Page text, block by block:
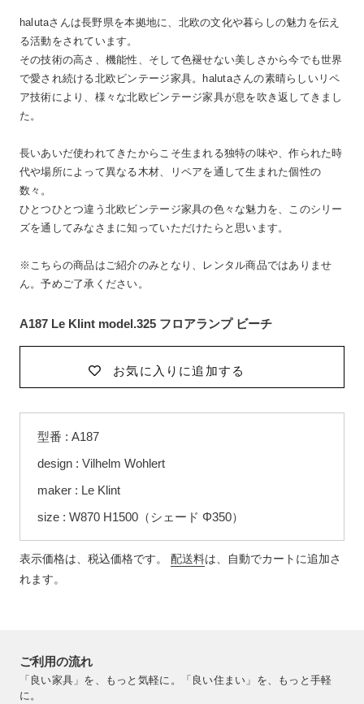
halutaさんは長野県を本拠地に、北欧の文化や暮らしの魅力を伝え
る活動をされています。
その技術の高さ、機能性、そして色褪せない美しさから今でも世界
で愛され続ける北欧ビンテージ家具。halutaさんの素晴らしいリペ
ア技術により、様々な北欧ビンテージ家具が息を吹き返してきまし
た。
長いあいだ使われてきたからこそ生まれる独特の味や、作られた時
代や場所によって異なる木材、リペアを通して生まれた個性の
数々。
ひとつひとつ違う北欧ビンテージ家具の色々な魅力を、このシリー
ズを通してみなさまに知っていただけたらと思います。
※こちらの商品はご紹介のみとなり、レンタル商品ではありませ
ん。予めご了承ください。
A187 Le Klint model.325 フロアランプ ビーチ
お気に入りに追加する
追
型番 : A187
design : Vilhelm Wohlert
maker : Le Klint
size : W870 H1500（シェード Φ350）
表示価格は、税込価格です。 配送料は、自動でカートに追加さ
れます。
ご利用の流れ
「良い家具」を、もっと気軽に。「良い住まい」を、もっと手軽
に。